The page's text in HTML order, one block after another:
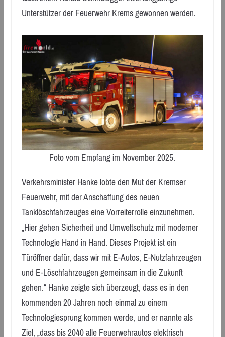
Unterstützer der Feuerwehr Krems gewonnen werden.
Foto vom Empfang im November 2025.
Verkehrsminister Hanke lobte den Mut der Kremser
Feuerwehr, mit der Anschaffung des neuen
Tanklöschfahrzeuges eine Vorreiterrolle einzunehmen.
„Hier gehen Sicherheit und Umweltschutz mit moderner
Technologie Hand in Hand. Dieses Projekt ist ein
Türöffner dafür, dass wir mit E-Autos, E-Nutzfahrzeugen
und E-Löschfahrzeugen gemeinsam in die Zukunft
gehen.“ Hanke zeigte sich überzeugt, dass es in den
kommenden 20 Jahren noch einmal zu einem
Technologiesprung kommen werde, und er nannte als
Ziel, „dass bis 2040 alle Feuerwehrautos elektrisch